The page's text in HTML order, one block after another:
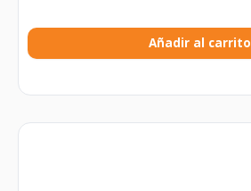
Añadir al carrito